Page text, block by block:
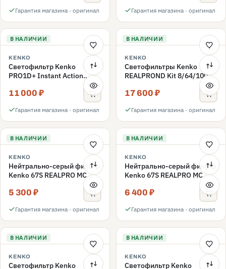
Гарантия магазина · оригинал Гарантия магазина · оригинал
В НАЛИЧИИ
KENKO
Светофильтр Kenko
PRO1D+ Instant Action
Variable NDX3-450+C-PL
переменной плотности
11 000 ₽
Гарантия магазина · оригинал
В НАЛИЧИИ
KENKO
Светофильтры Kenko
REALPROND Kit 8/64/1000
17 600 ₽
Гарантия магазина · оригинал
В НАЛИЧИИ
KENKO
Нейтрально-серый фильтр
Kenko 67S REALPRO MC
5 300 ₽
Гарантия магазина · оригинал
В НАЛИЧИИ
KENKO
Нейтрально-серый фильтр
Kenko 67S REALPRO MC
6 400 ₽
Гарантия магазина · оригинал
В НАЛИЧИИ
KENKO
Светофильтр Kenko
В НАЛИЧИИ
KENKO
Светофильтр Kenko